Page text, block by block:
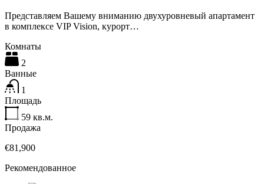
Представляем Вашему вниманию двухуровневый апартамент
в комплексе VIP Vision, курорт…
Комнаты
2
Ванные
1
Площадь
59 кв.м.
Продажа
€81,900
Рекомендованное